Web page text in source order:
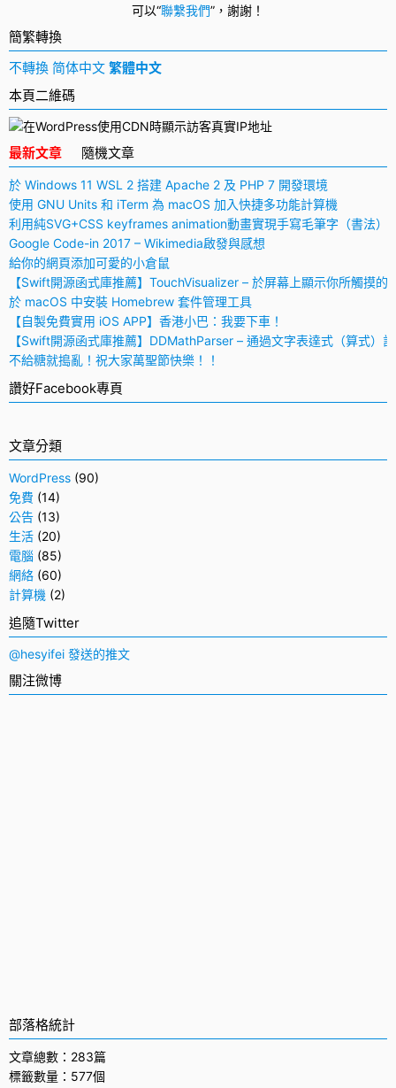
可以“聯繫我們”， 謝謝！
簡繁轉換
不轉換 简体中文 繁體中文
本頁二維碼
最新文章 隨機文章
於 Windows 11 WSL 2 搭建 Apache 2 及 PHP 7 開發環境
使用 GNU Units 和 iTerm 為 macOS 加入快捷多功能計算機
利用純SVG+CSS keyframes animation動畫實現手寫毛筆字（書法）
Google Code-in 2017 – Wikimedia啟發與感想
給你的網頁添加可愛的小倉鼠
【Swift開源函式庫推薦】TouchVisualizer – 於屏幕上顯示你所觸摸的
於 macOS 中安裝 Homebrew 套件管理工具
【自製免費實用 iOS APP】香港小巴：我要下車！
【Swift開源函式庫推薦】DDMathParser – 通過文字表達式（算式）
不給糖就搗亂！祝大家萬聖節快樂！！
讚好Facebook專頁
文章分類
WordPress (90)
免費 (14)
公告 (13)
生活 (20)
電腦 (85)
網絡 (60)
計算機 (2)
追隨Twitter
@hesyifei 發送的推文
關注微博
部落格統計
文章總數：283篇
標籤數量：577個